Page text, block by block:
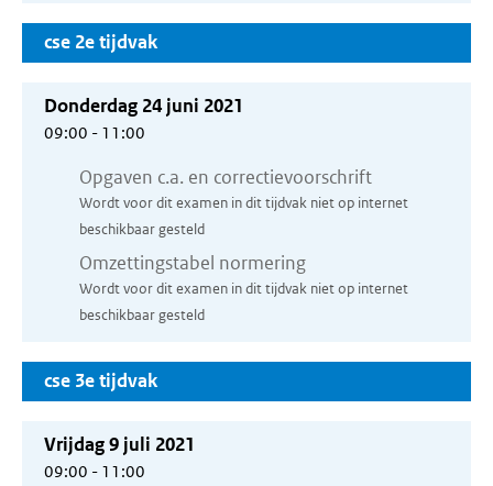
cse 2e tijdvak
Donderdag 24 juni 2021
09:00 - 11:00
Opgaven c.a. en correctievoorschrift
Wordt voor dit examen in dit tijdvak niet op internet
beschikbaar gesteld
Omzettingstabel normering
Wordt voor dit examen in dit tijdvak niet op internet
beschikbaar gesteld
cse 3e tijdvak
Vrijdag 9 juli 2021
09:00 - 11:00